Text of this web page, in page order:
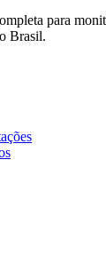
para
Brasil.